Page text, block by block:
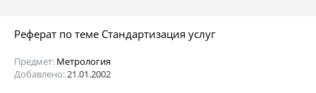
Реферат по теме Стандартизация услуг
Предмет: Метрология
Добавлено:21.01.2002